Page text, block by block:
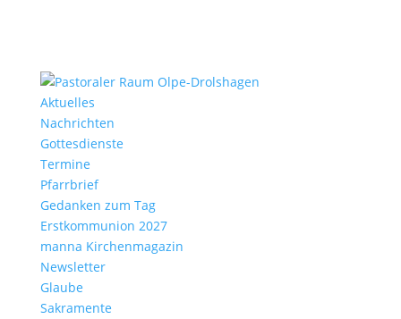
Aktu­elles
Nach­richten
Gottes­dienste
Termine
Pfarr­brief
Gedanken zum Tag
Erst­kom­mu­nion 2027
manna Kirchen­ma­gazin
News­letter
Glaube
Sakra­mente